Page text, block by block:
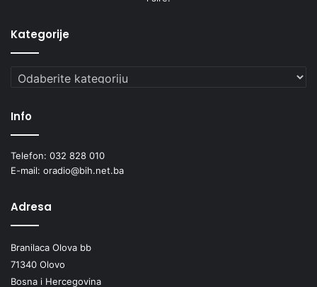
Kategorije
Kategorije
Info
Telefon: 032 828 010
E-mail: oradio@bih.net.ba
Adresa
Branilaca Olova bb
71340 Olovo
Bosna i Hercegovina